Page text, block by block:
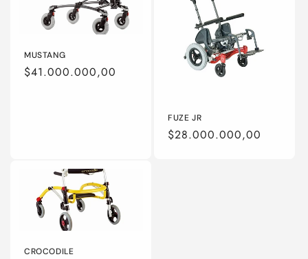
MUSTANG
Precio
$41.000.000,00
FUZE JR
Precio
$28.000.000,00
CROCODILE